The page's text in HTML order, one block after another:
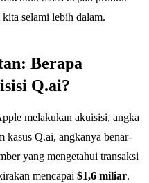
selami lebih dalam.
Berapa
Q.ai?
melakukan akuisisi, angka
kasus Q.ai, angkanya benar-
yang mengetahui transaksi
mencapai $1,6 miliar.